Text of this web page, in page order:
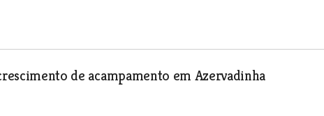
de acampamento em Azervadinha